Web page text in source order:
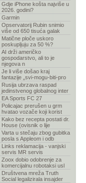
Gdje iPhone košta najviše u
2026. godini?
Garmin
Opservatorij Rubin snimio
više od 650 tisuća galak
Matične ploče uskoro
poskupljuju za 50 %?
AI drži američko
gospodarstvo, ali to je
njegova n
Je li više došao kraj
fantazije „svi-mogu-biti-pro
Rusija ubrzava raspad
jedinstvenog globalnog inter
EA Sports FC 27
Policajac prerušen u grm
hvatao vozače koji korist
Kako bez recepta postati dr.
House (ovisnik o lije
Varta u stečaju zbog gubitka
posla s Appleom i odb
Links reklamacija - vanjski
servis MR servis
Zoox dobio odobrenje za
komercijalnu robotaksi usl
Društvena mreža Truth
Social legalizirala insajder